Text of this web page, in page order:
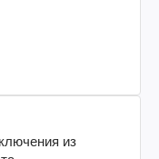
из